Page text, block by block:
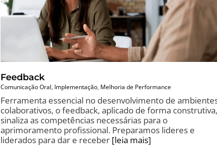
Feedback
Comunicação Oral, Implementação, Melhoria de Performance
Ferramenta essencial no desenvolvimento de
colaborativos, o feedback, aplicado de forma construtiva,
sinaliza as competências necessárias para o
aprimoramento profissional. Preparamos lideres e
liderados para dar e receber [leia mais]